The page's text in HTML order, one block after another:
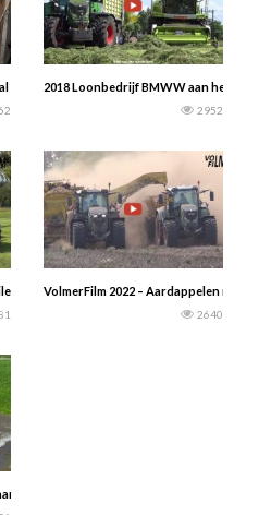
ondersteboven van hun werk: akkerbouw.
2018 Loonbedrijf BMWW aan het gras
2952
bij melkveebedrijf Baak: – Kubota M7171
VolmerFilm 2022 – Aardappelen rooien
2640
overstroomde de Maas. GPS hakselen